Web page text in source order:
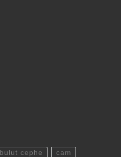
bulut cephe cam